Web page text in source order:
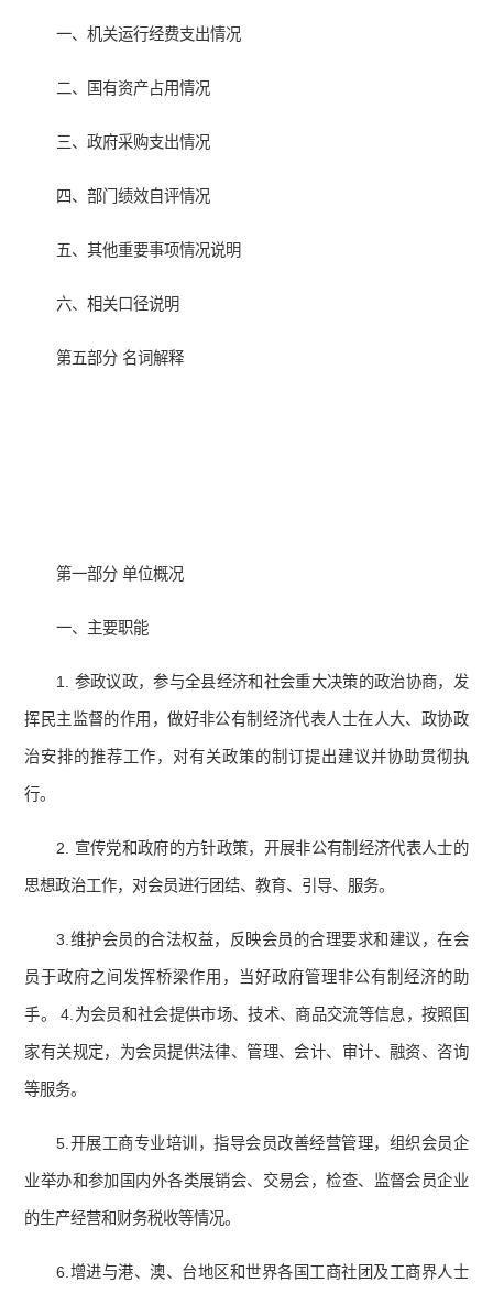
一、机关运行经费支出情况
二、国有资产占用情况
三、政府采购支出情况
四、部门绩效自评情况
五、其他重要事项情况说明
六、相关口径说明
第五部分 名词解释
第一部分 单位概况
一、主要职能
1. 参政议政，参与全县经济和社会重大决策的政治协商，发
挥民主监督的作用，做好非公有制经济代表人士在人大、政协政
治安排的推荐工作，对有关政策的制订提出建议并协助贯彻执
行。
2. 宣传党和政府的方针政策，开展非公有制经济代表人士的
思想政治工作，对会员进行团结、教育、引导、服务。
3.维护会员的合法权益，反映会员的合理要求和建议，在会
员于政府之间发挥桥梁作用，当好政府管理非公有制经济的助
手。 4.为会员和社会提供市场、技术、商品交流等信息，按照国
家有关规定，为会员提供法律、管理、会计、审计、融资、咨询
等服务。
5.开展工商专业培训，指导会员改善经营管理，组织会员企
业举办和参加国内外各类展销会、交易会，检查、监督会员企业
的生产经营和财务税收等情况。
6.增进与港、澳、台地区和世界各国工商社团及工商界人士